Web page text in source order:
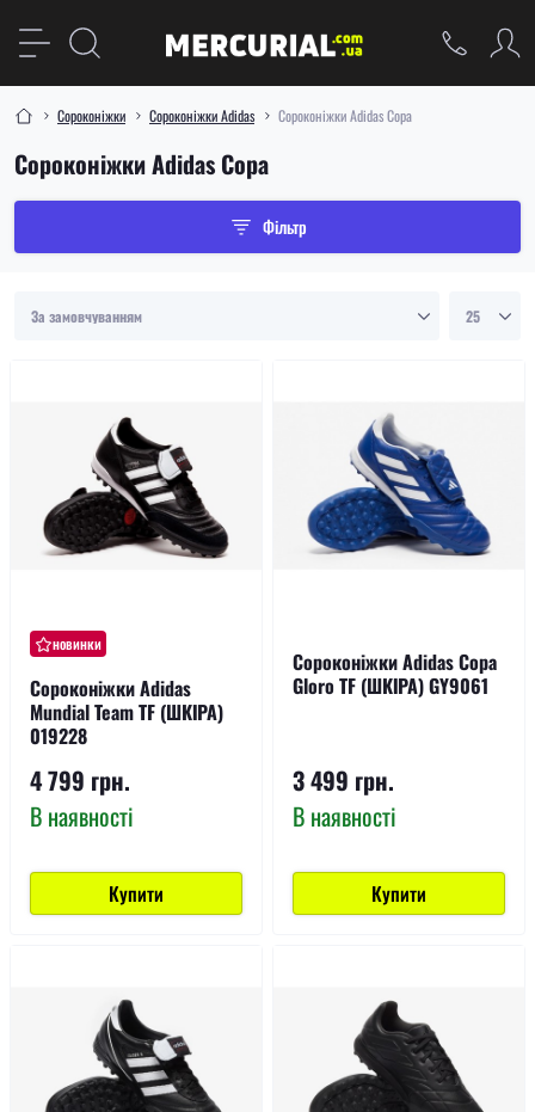
Сороконіжки Сороконіжки Adidas Сороконіжки Adidas Copa
Сороконіжки Adidas Copa
Фільтр
новинки
Сороконіжки Adidas
Mundial Team TF (ШКІРА)
019228
4 799 грн.
В наявності
Купити
Сороконіжки Adidas Copa
Gloro TF (ШКІРА) GY9061
3 499 грн.
В наявності
Купити